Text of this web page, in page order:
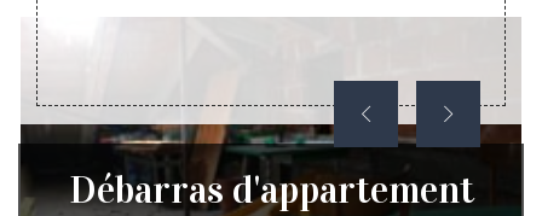
Débarras d'appartement